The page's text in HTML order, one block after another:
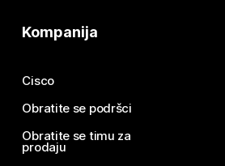
Kompanija
Cisco
Obratite se podršci
Obratite se timu za
prodaju